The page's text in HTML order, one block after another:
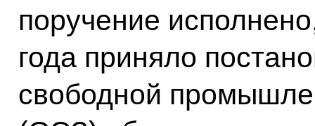
поручение
года приняло
свободной